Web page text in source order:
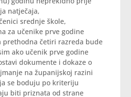
natječaja,
srednje škole,
za učenike prve godine
prethodna četiri razreda bude
ako učenik prve godine
dokumente i dokaze o
na županijskoj razini
se boduju po kriteriju
biti priznata od strane